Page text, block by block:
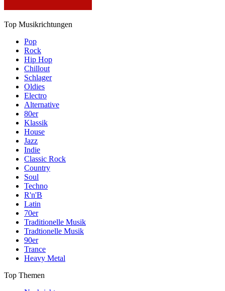
Top Musikrichtungen
Pop
Rock
Hip Hop
Chillout
Schlager
Oldies
Electro
Alternative
80er
Klassik
House
Jazz
Indie
Classic Rock
Country
Soul
Techno
R'n'B
Latin
70er
Traditionelle Musik
Tradtionelle Musik
90er
Trance
Heavy Metal
Top Themen